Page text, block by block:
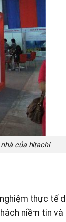
của hitachi
thực tế
niềm tin